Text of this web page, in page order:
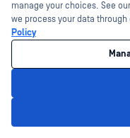
Kapcsolat
manage your choices. See
we process your data
Policy